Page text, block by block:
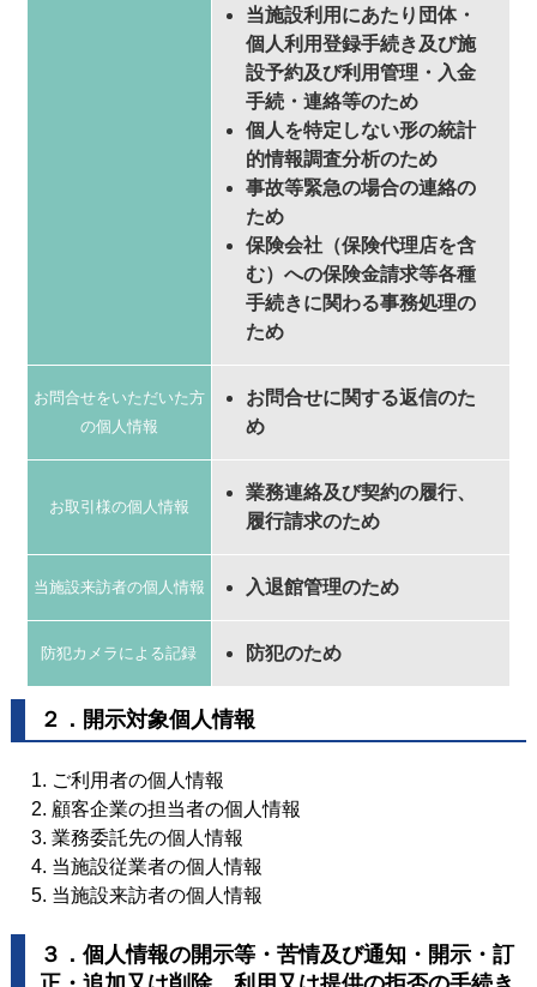
当施設利用にあたり団体・
個人利用登録手続き及び施
設予約及び利用管理・入金
手続・連絡等のため
個人を特定しない形の統計
的情報調査分析のため
事故等緊急の場合の連絡の
ため
保険会社（保険代理店を含
む）への保険金請求等各種
手続きに関わる事務処理の
ため
お問合せをいただいた方
の個人情報
お問合せに関する返信のた
め
お取引様の個人情報
業務連絡及び契約の履行、
履行請求のため
当施設来訪者の個人情報 入退館管理のため
防犯カメラによる記録 防犯のため
２．開示対象個人情報
ご利用者の個人情報
顧客企業の担当者の個人情報
業務委託先の個人情報
当施設従業者の個人情報
当施設来訪者の個人情報
３．個人情報の開示等・苦情及び通知・開示・訂